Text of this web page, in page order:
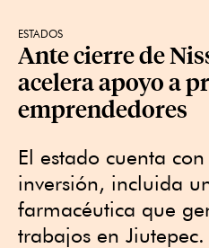
ESTADOS
Ante cierre de
acelera apoyo a
emprendedores
El estado cuenta
inversión, incluida
farmacéutica que
trabajos en Jiutepec.